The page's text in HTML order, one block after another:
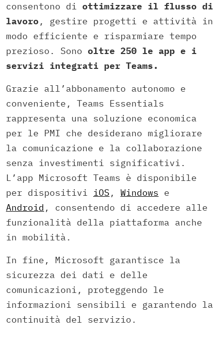
consentono di ottimizzare il flusso di
lavoro , gestire progetti e attività in
modo efficiente e risparmiare tempo
prezioso. Sono oltre 250 le app e i
servizi integrati per Teams.
Grazie all’abbonamento autonomo e
conveniente, Teams Essentials
rappresenta una soluzione economica
per le PMI che desiderano migliorare
la comunicazione e la collaborazione
senza investimenti significativi.
L’app Microsoft Teams è disponibile
per dispositivi iOS , Windows e
Android , consentendo di accedere alle
funzionalità della piattaforma anche
in mobilità.
In fine, Microsoft garantisce la
sicurezza dei dati e delle
comunicazioni, proteggendo le
informazioni sensibili e garantendo la
continuità del servizio.